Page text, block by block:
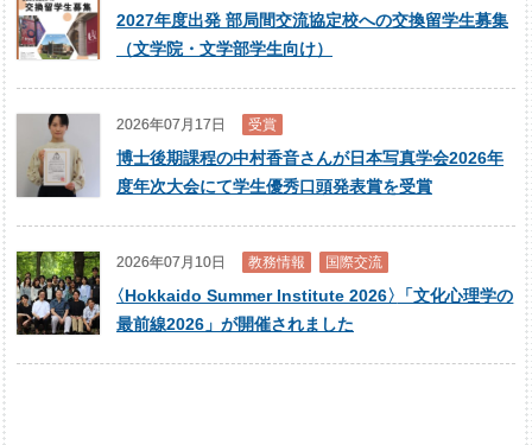
2027年度出発 部局間交流協定校への交換留学生募集
（文学院・文学部学生向け）
2026年07月17日 受賞
博士後期課程の中村香音さんが日本写真学会2026年
度年次大会にて学生優秀口頭発表賞を受賞
2026年07月10日 教務情報 国際交流
〈Hokkaido Summer Institute 2026〉
「文化心理学の
最前線2026」が開催されました